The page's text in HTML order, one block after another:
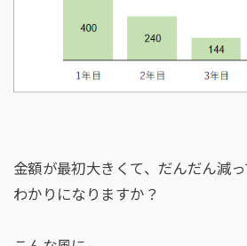
金額が最初大きくて、だんだん減
わかりになりますか？